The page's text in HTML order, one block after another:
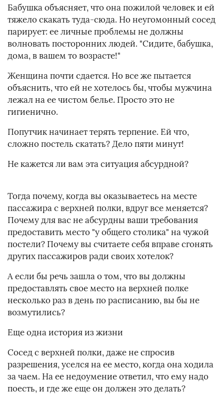
Бабушка объясняет, что она пожилой человек и ей
тяжело скакать туда-сюда. Но неугомонный сосед
парирует: ее личные проблемы не должны
волновать посторонних людей. "Сидите, бабушка,
дома, в вашем то возрасте!"
Женщина почти сдается. Но все же пытается
объяснить, что ей не хотелось бы, чтобы мужчина
лежал на ее чистом белье. Просто это не
гигиенично.
Попутчик начинает терять терпение. Ей что,
сложно постель скатать? Дело пяти минут!
Не кажется ли вам эта ситуация абсурдной?
Тогда почему, когда вы оказываетесь на месте
пассажира с верхней полки, вдруг все меняется?
Почему для вас не абсурдны ваши требования
предоставить место "у общего столика" на чужой
постели? Почему вы считаете себя вправе сгонять
других пассажиров ради своих хотелок?
А если бы речь зашла о том, что вы должны
предоставлять свое место на верхней полке
несколько раз в день по расписанию, вы бы не
возмутились?
Еще одна история из жизни
Сосед с верхней полки, даже не спросив
разрешения, уселся на ее место, когда она ходила
за чаем. На ее недоумение ответил, что ему надо
поесть, и где же еще он должен это делать?